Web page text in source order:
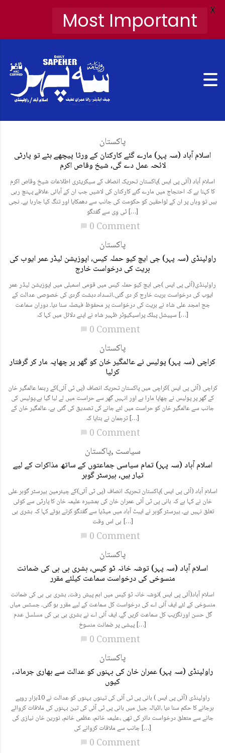
پاکستان
اسلام آباد (سہ پہر) مارے گئے کارکنان کے ورثا پیچھے ہٹے تو پارٹی
لائحہ عمل دے گی، شیخ وقاص اکرم
اسلام آباد (آئی پی ایس )پاکستان تحریک انصاف کے سیکریٹری اطلاعات شیخ وقاص اکرم
کا کہنا ہے کہ احتجاج میں مارے گئے کارکنان کی لاشیں جب ان کے آبائی علاقے پہنچ رہی
ہیں تو وہاں پر ان کے لواحقین کو حکومت کی جانب سے دھمکایا اور تنگ کیا جارہا ہے۔ نجی
ٹی وی سے گفتگو […]
0 Comment
پاکستان
راولپنڈی (سہ پہر) جی ایچ کیو حملہ کیس، اپوزیشن لیڈر عمر ایوب کی
بریت کی درخواست خارج
راولپنڈی(آئی پی ایس )جی ایچ کیو حملہ کیس میں قومی اسمبلی میں اپوزیشن لیڈر عمر
ایوب کی درخواست بریت خارج کر دی گئی۔انسداد دہشت گردی کی خصوصی عدالت کے
جج امجد علی شاہ نے بریت کی درخواست پر محفوظ فیصلہ سنا دیا۔ دوران سماعت
سپیشل پبلک پراسیکیوٹر ظہیر شاہ نے اپنے دلائل میں کہا کہ […]
0 Comment
پاکستان
کراچی (سہ پہر) پولیس نے عالمگیر خان کو گھر پر چھاپہ مار کر گرفتار
کرلیا
کراچی (آئی پی ایس )کراچی میں پاکستان تحریک انصاف (پی ٹی آئی)کے رہنما عالمگیر خان
کے گھر پر پولیس نے چھاپا مارا ہے اور انہیں گھر سے حراست میں لے لیا گیا ہے۔پولیس کی
جانب سے عالمگیر خان کو حراست میں لئے جانے کی تصدیق کی گئی ہے۔ عالمگیر خان کے
ترجمان نے بتایا کہ […]
0 Comment
پاکستان, سیاست
اسلام آباد (سہ پہر) تمام سیاسی جماعتوں کے ساتھ مذاکرات کے لیے
تیار ہیں، بیرسٹر گوہر
اسلام آباد (آئی پی ایس )پاکستان تحریک انصاف (پی ٹی آئی)کے چیئرمین بیرسٹر گوہر علی
خان نے کہا ہے کہ بانی پی ٹی آئی عمران خان کی ہمشیرہ علیمہ خان کا پارٹی سے کوئی
تعلق نہیں ہے۔ بیرسٹر گوہر نے ایبٹ آباد میں میڈیا سے گفتگو کرتے ہوئے کہا کہ بشری بی
بی اس وقت […]
0 Comment
پاکستان
اسلام آباد (سہ پہر) توشہ خانہ ٹو کیس، بشری بی بی کی ضمانت
منسوخی کی درخواست سماعت کیلئے مقرر
اسلام آباد(آئی پی ایس )توشہ خانہ ٹو کیس میں اہم پیش رفت، بشری بی بی کی ضمانت
منسوخی کے لئے ایف آئی اے کی درخواست کل سماعت کے لیے مقرر ہو گئی۔ جسٹس میاں
گل حسن اورنگزیب کل سماعت کریں گے، ایف آئی اے نے بشری بی بی کی مسلسل عدم
پیشی پر ضمانت منسوخ […]
0 Comment
پاکستان
راولپنڈی (سہ پہر) عمران خان کی بہنوں کو عدالت سے بھاری جرمانہ،
کیوں
راولپنڈی (آئی پی ایس ) بانی پی ٹی آئی کی تینوں بہنوں کو عدالت نے 10ہزار روپے
ہرجانے کا حکم سنا دیا ،اڈیالہ جیل میں بانی پی ٹی آئی کی تین بہنوں کی ملاقات کروائے
جانے سے متعلق درخواست دائر کی تھی ،علیمہ خانم، عظمی خانم، نورین خان نیازی کی
جانب سے ملاقات کروانے کی […]
0 Comment
Most Important X